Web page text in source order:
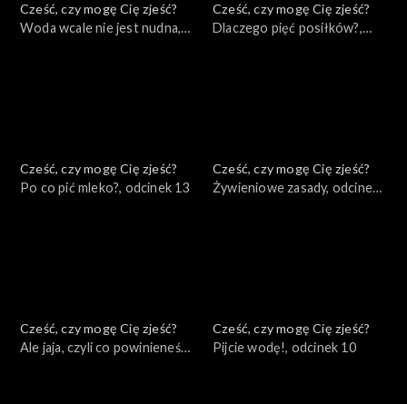
Cześć, czy mogę Cię zjeść?
Woda wcale nie jest nudna,
Cześć, czy mogę Cię zjeść?
Dlaczego pięć posiłków?,
Cześć, czy mogę Cię zjeść?
Po co pić mleko?, odcinek 13
Cześć, czy mogę Cię zjeść?
Żywieniowe zasady, odcinek
Cześć, czy mogę Cię zjeść?
Ale jaja, czyli co powinieneś
Cześć, czy mogę Cię zjeść?
Pijcie wodę!, odcinek 10